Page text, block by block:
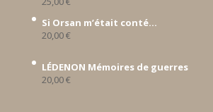
Si Orsan m’était conté...
20,00€
LÉDENON Mémoires de guerres
20,00€